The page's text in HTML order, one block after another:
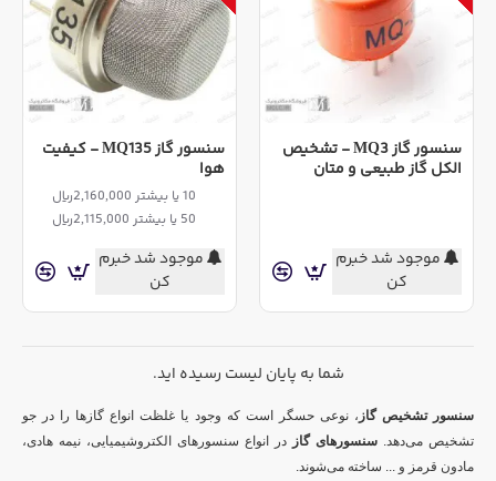
سنسور تشخیص گاز ، نوعی حسگر است که وجود یا غلظت انواع گازها را در جو
تشخیص می‌دهد. سنسورهای گاز در انواع سنسورهای الکتروشیمیایی، نیمه هادی،
مادون قرمز و ... ساخته می‌شوند.
سنسور گاز MQ3 - تشخیص
الکل گاز طبیعی و متان
موجود شد خبرم
کن
سنسور گاز MQ135 - کیفیت
هوا
10 یا بیشتر 2,160,000ریال
50 یا بیشتر 2,115,000ریال
موجود شد خبرم
کن
شما به پایان لیست رسیده اید.